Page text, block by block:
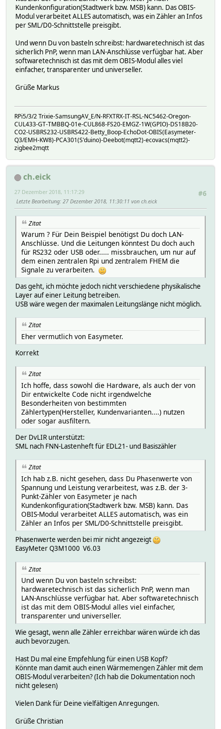
Kundenkonfiguration(Stadtwerk bzw. MSB) kann. Das OBIS-
Modul verarbeitet ALLES automatisch, was ein Zähler an Infos
per SML/D0-Schnittstelle preisgibt.
Und wenn Du von basteln schreibst: hardwaretechnisch ist das
sicherlich PnP, wenn man LAN-Anschlüsse verfügbar hat. Aber
softwaretechnisch ist das mit dem OBIS-Modul alles viel
einfacher, transparenter und universeller.
Grüße Markus
RPi5/3/2 Trixie-SamsungAV_E/N-RFXTRX-IT-RSL-NC5462-Oregon-
CUL433-GT-TMBBQ-01e-CUL868-FS20-EMGZ-1W(GPIO)-DS18B20-
CO2-USBRS232-USBRS422-Betty_Boop-EchoDot-OBIS(Easymeter-
Q3/EMH-KW8)-PCA301(S'duino)-Deebot(mqtt2)-ecovacs(mqtt2)-
zigbee2mqtt
ch.eick
#6
27 Dezember 2018, 11:17:29
Letzte Bearbeitung: 27 Dezember 2018, 11:30:11 von ch.eick
Zitat
Warum ? Für Dein Beispiel benötigst Du doch LAN-
Anschlüsse. Und die Leitungen könntest Du doch auch
für RS232 oder USB oder..... missbrauchen, um nur auf
dem einen zentralen Rpi und zentralem FHEM die
Signale zu verarbeiten.
Das geht, ich möchte jedoch nicht verschiedene physikalische
Layer auf einer Leitung betreiben.
USB wäre wegen der maximalen Leitungslänge nicht möglich.
Zitat
Eher vermutlich von Easymeter.
Korrekt
Zitat
Ich hoffe, dass sowohl die Hardware, als auch der von
Dir entwickelte Code nicht irgendwelche
Besonderheiten von bestimmten
Zählertypen(Hersteller, Kundenvarianten....) nutzen
oder sogar ausfiltern.
Der DvLIR unterstützt:
SML nach FNN-Lastenheft für EDL21- und Basiszähler
Zitat
Ich hab z.B. nicht gesehen, dass Du Phasenwerte von
Spannung und Leistung verarbeitest, was z.B. der 3-
Punkt-Zähler von Easymeter je nach
Kundenkonfiguration(Stadtwerk bzw. MSB) kann. Das
OBIS-Modul verarbeitet ALLES automatisch, was ein
Zähler an Infos per SML/D0-Schnittstelle preisgibt.
Phasenwerte werden bei mir nicht angezeigt
EasyMeter Q3M1000 V6.03
Zitat
Und wenn Du von basteln schreibst:
hardwaretechnisch ist das sicherlich PnP, wenn man
LAN-Anschlüsse verfügbar hat. Aber softwaretechnisch
ist das mit dem OBIS-Modul alles viel einfacher,
transparenter und universeller.
Wie gesagt, wenn alle Zähler erreichbar wären würde ich das
auch bevorzugen.
Hast Du mal eine Empfehlung für einen USB Kopf?
Könnte man damit auch einen Wärmemengen Zähler mit dem
OBIS-Modul verarbeiten? (Ich hab die Dokumentation noch
nicht gelesen)
Vielen Dank für Deine vielfältigen Anregungen.
Grüße Christian